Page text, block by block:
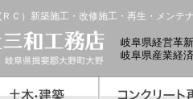
Ｃ）新築施工・改修施工・再生・メンテ
岐阜県経営革
岐阜県産業経